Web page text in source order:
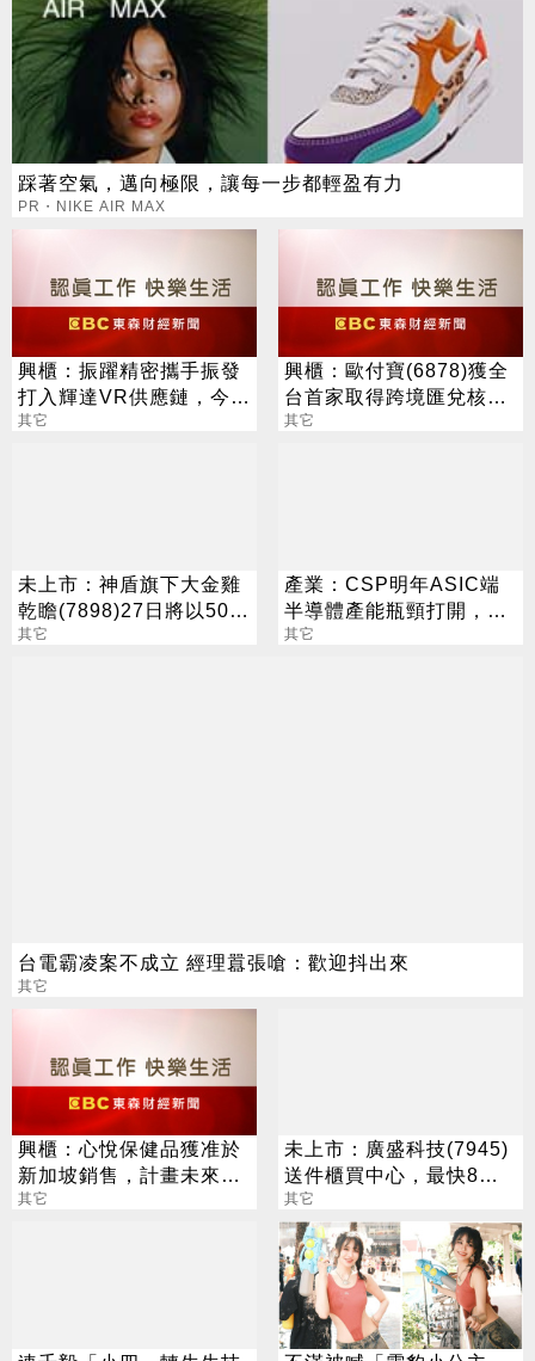
踩著空氣，邁向極限，讓每一步都輕盈有力
PR・NIKE AIR MAX
興櫃：振躍精密攜手振發
打入輝達VR供應鏈，今年
伺服器滑軌業務拚倍增
其它
興櫃：歐付寶(6878)獲全
台首家取得跨境匯兌核
準，打造移工生活金融生
其它
未上市：神盾旗下大金雞
乾瞻(7898)27日將以500
元登錄興櫃
其它
產業：CSP明年ASIC端
半導體產能瓶頸打開，博
通、世芯、創意、智原、
其它
台電霸凌案不成立 經理囂張嗆：歡迎抖出來
其它
興櫃：心悅保健品獲准於
新加坡銷售，計畫未來台
港澳、加拿大、德國送件
其它
未上市：廣盛科技(7945)
送件櫃買中心，最快8月
中登錄興櫃
其它